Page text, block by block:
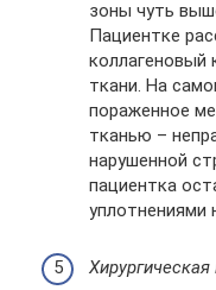
зоны чуть
Пациентке
коллагеновый
ткани. На
пораженное
тканью –
нарушенной
пациентка
уплотнениями